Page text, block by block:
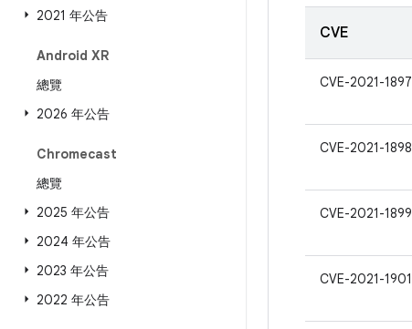
2021 年公告
Android XR
總覽
2026 年公告
Chromecast
總覽
2025 年公告
2024 年公告
2023 年公告
2022 年公告
CVE
CVE-2021-1897
CVE-2021-1898
CVE-2021-1899
CVE-2021-1901